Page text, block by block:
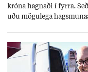
króna hagn­aði í fyrra.
uðu mögu­lega